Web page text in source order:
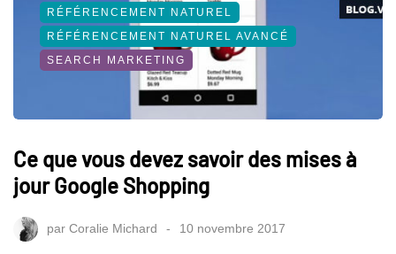
RÉFÉRENCEMENT NATUREL
RÉFÉRENCEMENT NATUREL AVANCÉ
SEARCH MARKETING
Ce que vous devez savoir des mises à
jour Google Shopping
par Coralie Michard 10 novembre 2017